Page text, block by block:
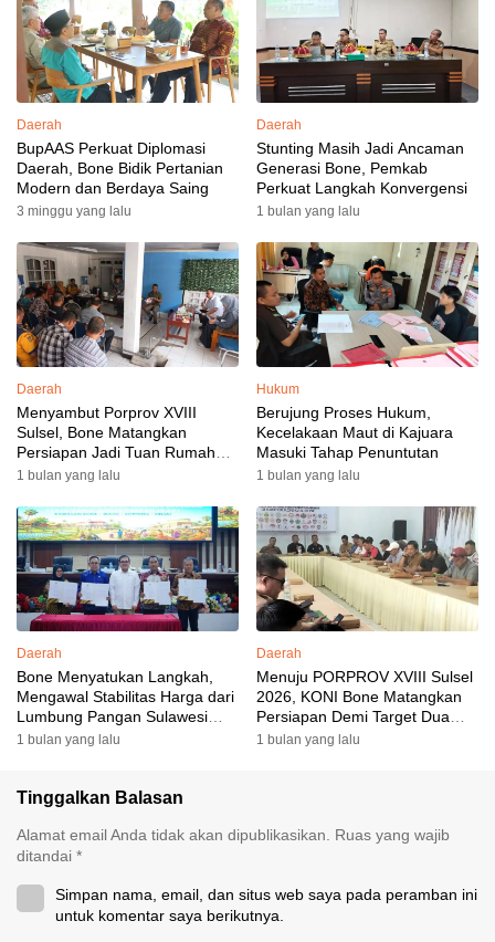
Daerah
BupAAS Perkuat Diplomasi
Daerah, Bone Bidik Pertanian
Modern dan Berdaya Saing
3 minggu yang lalu
Daerah
Stunting Masih Jadi Ancaman
Generasi Bone, Pemkab
Perkuat Langkah Konvergensi
1 bulan yang lalu
Daerah
Menyambut Porprov XVIII
Sulsel, Bone Matangkan
Persiapan Jadi Tuan Rumah
yang Berkesan: Wakil Bupati
Targetkan Venue dan
Akomodasi Rampung
1 bulan yang lalu
Hukum
Berujung Proses Hukum,
Kecelakaan Maut di Kajuara
Masuki Tahap Penuntutan
1 bulan yang lalu
Daerah
Bone Menyatukan Langkah,
Mengawal Stabilitas Harga dari
Lumbung Pangan Sulawesi
Selatan
1 bulan yang lalu
Daerah
Menuju PORPROV XVIII Sulsel
2026, KONI Bone Matangkan
Persiapan Demi Target Dua
Besar
1 bulan yang lalu
Tinggalkan Balasan
Alamat email Anda tidak akan dipublikasikan.
Ruas yang wajib
ditandai *
Simpan nama, email, dan situs web saya pada peramban ini
untuk komentar saya berikutnya.